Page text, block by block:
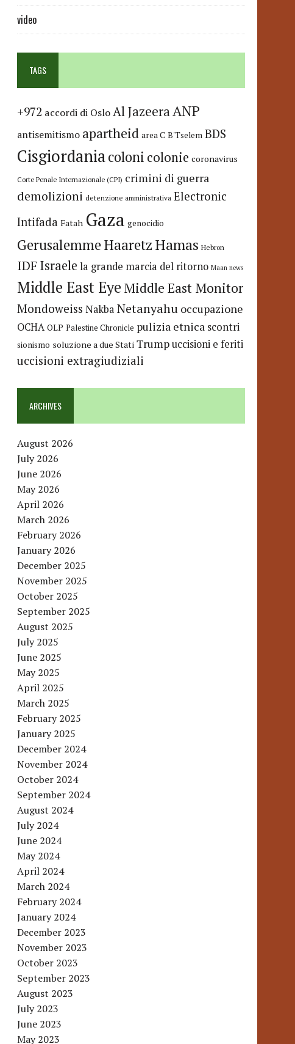
video
TAGS
+972 accordi di OsloAl JazeeraANP
antisemitismo apartheid area C B'Tselem BDS
Cisgiordaniacoloni colonie coronavirus
Corte Penale Internazionale (CPI) crimini di guerra
demolizioni detenzione amministrativa Electronic
Intifada Fatah Gaza genocidio
GerusalemmeHaaretzHamas Hebron
IDF Israele la grande marcia del ritorno Maan news
Middle East Eye Middle East Monitor
Mondoweiss Nakba Netanyahu occupazione
OCHA OLP Palestine Chronicle pulizia etnica scontri
sionismo soluzione a due Stati Trumpuccisioni e feriti
uccisioni extragiudiziali
ARCHIVES
August 2026
July 2026
June 2026
May 2026
April 2026
March 2026
February 2026
January 2026
December 2025
November 2025
October 2025
September 2025
August 2025
July 2025
June 2025
May 2025
April 2025
March 2025
February 2025
January 2025
December 2024
November 2024
October 2024
September 2024
August 2024
July 2024
June 2024
May 2024
April 2024
March 2024
February 2024
January 2024
December 2023
November 2023
October 2023
September 2023
August 2023
July 2023
June 2023
May 2023